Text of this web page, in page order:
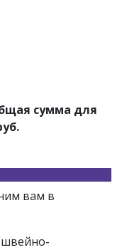
сумма для
вам в
швейно-